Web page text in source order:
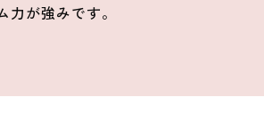
が強みです。